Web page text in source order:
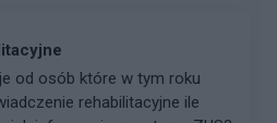
od osób które w tym roku
rehabilitacyjne ile